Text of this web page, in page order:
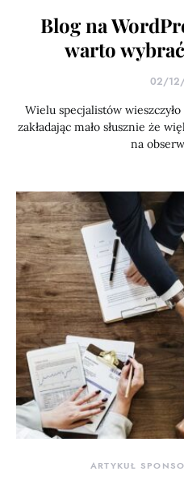
Blog na
warto
02/
Wielu specjalistów
zakładając mało słusznie że
na
ARTYKUŁ